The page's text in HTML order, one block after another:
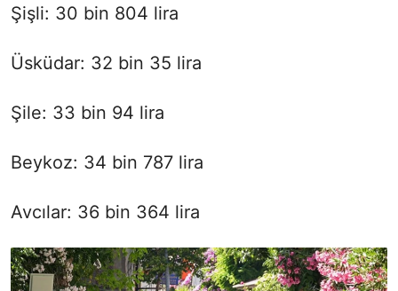
Şişli: 30 bin 804 lira
Üsküdar: 32 bin 35 lira
Şile: 33 bin 94 lira
Beykoz: 34 bin 787 lira
Avcılar: 36 bin 364 lira